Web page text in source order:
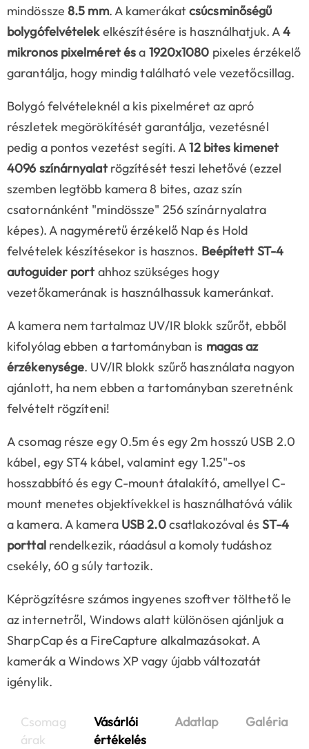
mindössze 8.5 mm. A kamerákatcsúcsminőségű
bolygófelvételekelkészítésére is használhatjuk. A4
mikronos pixelméret ésa 1920x1080 pixeles érzékelő
garantálja, hogy mindig található vele vezetőcsillag.
Bolygó felvételeknél a kis pixelméret az apró
részletek megörökítését garantálja, vezetésnél
pedig a pontos vezetést segíti. A12 bites kimenet
4096 színárnyalatrögzítését teszi lehetővé (ezzel
szemben legtöbb kamera 8 bites, azaz szín
csatornánként "mindössze" 256 színárnyalatra
képes). A nagyméretű érzékelő Nap és Hold
felvételek készítésekor is hasznos. Beépített ST-4
autoguider port ahhoz szükséges hogy
vezetőkamerának is használhassuk kameránkat.
A kamera nem tartalmaz UV/IR blokk szűrőt, ebből
kifolyólag ebben a tartományban is magas az
érzékenysége. UV/IR blokk szűrő használata nagyon
ajánlott, ha nem ebben a tartományban szeretnénk
felvételt rögzíteni!
A csomag része egy 0.5m és egy 2m hosszú USB 2.0
kábel, egy ST4 kábel, valamint egy 1.25"-os
hosszabbító és egy C-mount átalakító, amellyel C-
mount menetes objektívekkel is használhatóvá válik
a kamera. A kamera USB 2.0csatlakozóval ésST-4
porttalrendelkezik, ráadásul a komoly tudáshoz
csekély, 60 g súly tartozik.
Képrögzítésre számos ingyenes szoftver tölthető le
az internetről, Windows alatt különösen ajánljuk a
SharpCap és a FireCapture alkalmazásokat. A
kamerák a Windows XP vagy újabb változatát
igénylik.
Csomag
árak
Vásárlói
értékelés
Adatlap Galéria